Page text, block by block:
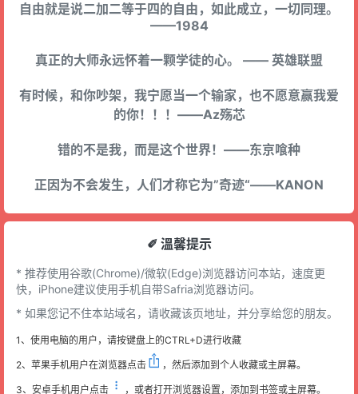
自由就是说二加二等于四的自由，如此成立，一切同理。
——1984
真正的大师永远怀着一颗学徒的心。 —— 英雄联盟
有时候，和你吵架，我宁愿当一个输家，也不愿意赢我爱
的你！！！——Az殇芯
错的不是我，而是这个世界！——东京喰种
正因为不会发生，人们才称它为”奇迹“——KANON
✐ 溫馨提示
* 推荐使用谷歌(Chrome)/微软(Edge)浏览器访问本站，速度更
快，iPhone建议使用手机自带Safria浏览器访问。
* 如果您记不住本站域名，请收藏该页地址，并分享给您的朋友。
1、使用电脑的用户，请按键盘上的CTRL+D进行收藏
2、苹果手机用户在浏览器点击 ，然后添加到个人收藏或主屏幕。
3、安卓手机用户点击 ，或者打开浏览器设置，添加到书签或主屏幕。